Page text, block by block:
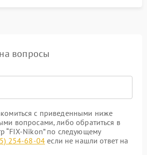
вопросы
с приведенными ниже
вопросами, либо обратиться в
“FIX-Nikon” по следующему
254-68-04 если не нашли ответ на